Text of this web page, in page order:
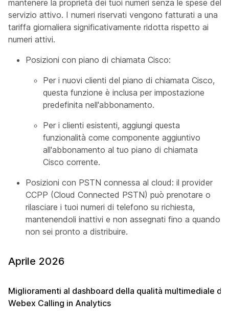
mantenere la proprietà dei tuoi numeri senza le spese del
servizio attivo. I numeri riservati vengono fatturati a una
tariffa giornaliera significativamente ridotta rispetto ai
numeri attivi.
Posizioni con piano di chiamata Cisco:
Per i nuovi clienti del piano di chiamata Cisco,
questa funzione è inclusa per impostazione
predefinita nell'abbonamento.
Per i clienti esistenti, aggiungi questa
funzionalità come componente aggiuntivo
all'abbonamento al tuo piano di chiamata
Cisco corrente.
Posizioni con PSTN connessa al cloud: il provider
CCPP (Cloud Connected PSTN) può prenotare o
rilasciare i tuoi numeri di telefono su richiesta,
mantenendoli inattivi e non assegnati fino a quando
non sei pronto a distribuire.
Aprile 2026
Miglioramenti al dashboard della qualità multimediale di
Webex Calling in Analytics